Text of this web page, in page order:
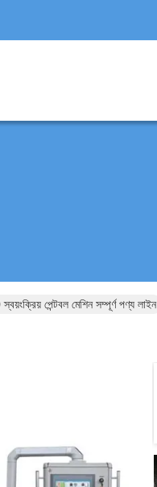
পেন্টবল মেশিন সম্পূর্ণ পণ্য লাইন